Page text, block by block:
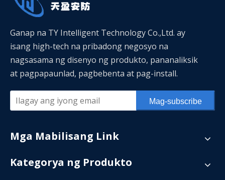
Ganap na TY Intelligent Technology Co.,Ltd. ay
isang high-tech na pribadong negosyo na
nagsasama ng disenyo ng produkto, pananaliksik
at pagpapaunlad, pagbebenta at pag-install.
Mag-subscribe
Mga Mabilisang Link
Kategorya ng Produkto